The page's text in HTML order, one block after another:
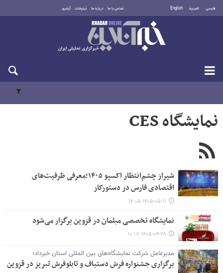
فارسی العربية English تماس با ما درباره ما تبلیغات آرشیو
جمعه ۱۶ مرداد ۱۴۰۵
نمایشگاه CES
شیراز چشم‌انتظار اکسپو ۱۴۰۵؛معرفی ظرفیت‌های
اقتصادی فارس در دستورکار
۱۴۰۵-۰۵-۱۱ ۱۲:۰۵
نمایشگاه تخصصی مبلمان در قزوین برگزار می‌شود
۱۴۰۵-۰۴-۲۸ ۱۰:۱۷
مدیرعامل شرکت نمایشگاه‌های بین المللی استان خبرداد؛
برگزاری جشنواره فرش دستباف و تابلوفرش تبریز در قزوین